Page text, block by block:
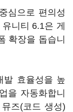
심으로 편의성
니티 6.1은 게
확장을 돕습니
발 효율성을 높
을 자동화합니
즈(코드 생성)